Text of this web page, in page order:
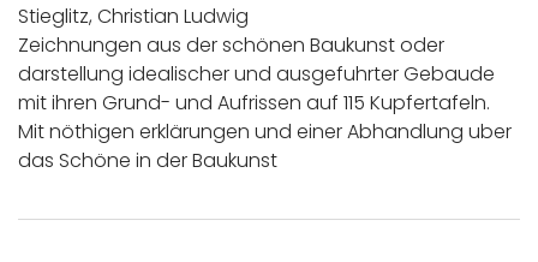
Stieglitz, Christian Ludwig
Zeichnungen aus der schönen Baukunst oder
darstellung idealischer und ausgefuhrter Gebaude
mit ihren Grund- und Aufrissen auf 115 Kupfertafeln.
Mit nöthigen erklärungen und einer Abhandlung uber
das Schöne in der Baukunst